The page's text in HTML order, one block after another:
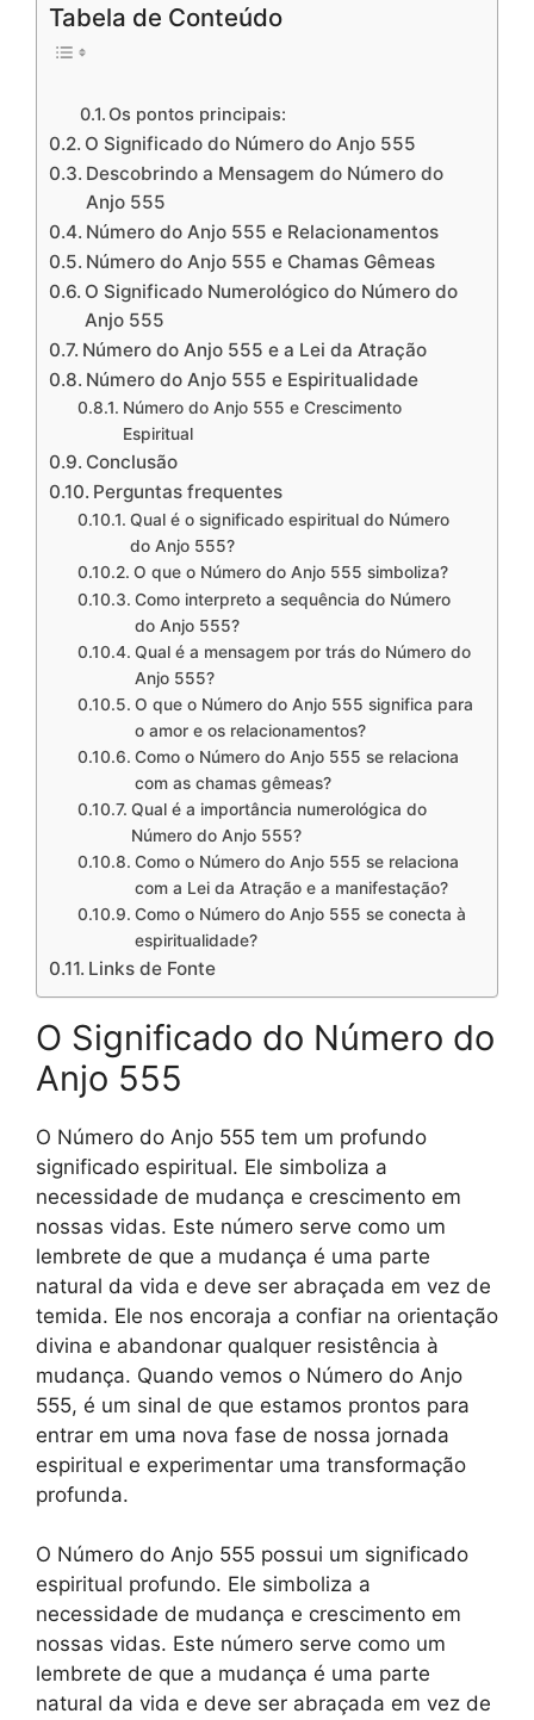
Tabela de Conteúdo
Os pontos principais:
O Significado do Número do Anjo 555
Descobrindo a Mensagem do Número do
Anjo 555
Número do Anjo 555 e Relacionamentos
Número do Anjo 555 e Chamas Gêmeas
O Significado Numerológico do Número do
Anjo 555
Número do Anjo 555 e a Lei da Atração
Número do Anjo 555 e Espiritualidade
Número do Anjo 555 e Crescimento
Espiritual
Conclusão
Perguntas frequentes
Qual é o significado espiritual do Número
do Anjo 555?
O que o Número do Anjo 555 simboliza?
Como interpreto a sequência do Número
do Anjo 555?
Qual é a mensagem por trás do Número do
Anjo 555?
O que o Número do Anjo 555 significa para
o amor e os relacionamentos?
Como o Número do Anjo 555 se relaciona
com as chamas gêmeas?
Qual é a importância numerológica do
Número do Anjo 555?
Como o Número do Anjo 555 se relaciona
com a Lei da Atração e a manifestação?
Como o Número do Anjo 555 se conecta à
espiritualidade?
Links de Fonte
O Significado do Número do
Anjo 555
O Número do Anjo 555 tem um profundo
significado espiritual. Ele simboliza a
necessidade de mudança e crescimento em
nossas vidas. Este número serve como um
lembrete de que a mudança é uma parte
natural da vida e deve ser abraçada em vez de
temida. Ele nos encoraja a confiar na orientação
divina e abandonar qualquer resistência à
mudança. Quando vemos o Número do Anjo
555, é um sinal de que estamos prontos para
entrar em uma nova fase de nossa jornada
espiritual e experimentar uma transformação
profunda.
O Número do Anjo 555 possui um significado
espiritual profundo. Ele simboliza a
necessidade de mudança e crescimento em
nossas vidas. Este número serve como um
lembrete de que a mudança é uma parte
natural da vida e deve ser abraçada em vez de